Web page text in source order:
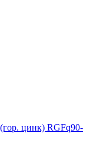
RGFq90-